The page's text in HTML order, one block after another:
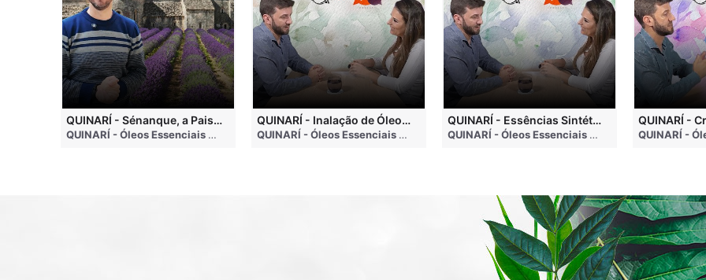
• 4 months ago
QUINARÍ - Sénanque, a Paisagem Mais Famosa da Aromaterapia
QUINARÍ - Óleos Essenciais e Aromaterapia • 3 weeks ago
QUINARÍ - Inalação de Óleos Essenciais e Seus Benefícios
QUINARÍ - Óleos Essenciais e Aromaterapia • 3 months ago
QUINARÍ - Essências Sintéticas NÃO Funcionam na Aromaterapia
QUINARÍ - Óleos Essenciais e Aromaterapia • 3